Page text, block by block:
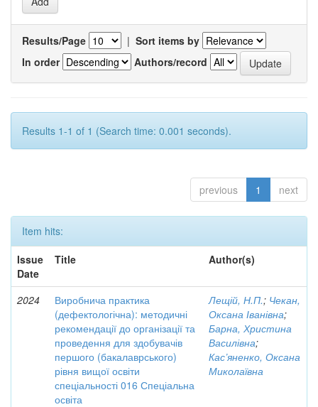
Results/Page | Sort items by
In order
Authors/record
Results 1-1 of 1 (Search time: 0.001 seconds).
previous 1 next
Item hits:
Issue
Date
Title Author(s)
2024
Виробнича практика
(дефектологічна): методичні
рекомендації до організації та
проведення для здобувачів
першого (бакалаврського)
рівня вищої освіти
спеціальності 016 Спеціальна
освіта
Лещій, Н.П.; Чекан,
Оксана Іванівна;
Барна, Христина
Василівна;
Кас’яненко, Оксана
Миколаївна